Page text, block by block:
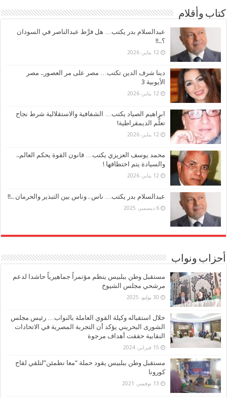
كتاب وأقلام
عبدالسلام بدر يكتب… هل فرَّط عبدالناصر في السودان
؟..!!
12 يناير، 2026
دينا شرف الدين تكتب… مصر على مر العصور.. مصر
الأيوبية 3
12 يناير، 2026
ابراهيم الصياد يكتب… الشفافية والاستقلالية شرط نجاح
تعلُّم الديمقراطية!
12 يناير، 2026
محمد يوسف العزيزي يكتب… قانون القوة يحكم العالم..
والسيادة يتم اختطافها !
12 يناير، 2026
عبدالسلام بدر يكتب… ناس . وناس بين التبذير والحرمان ..!!
6 ديسمبر، 2025
أحزاب ونواب
مستقبل وطن ببلبيس ينظم مؤتمراً جماهيرياً حاشدا لدعم
مرشحي مجلس الشيوخ
30 يوليو، 2025
خلال استقباله وكيلة القوي العاملة بالنواب… رئيس مجلس
الشورى البحريني يؤكد أن التجربة المصرية في الاتحادات
النقابية حققت أهداف مرجوة
15 فبراير، 2024
مستقبل وطن ببلبيس يقود حملة “معا نطمئن”لتلقي لقاح
كورونا
13 نوفمبر، 2021